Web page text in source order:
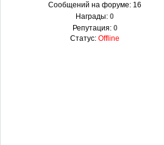
Сообщений на форуме: 16
Награды: 0
Репутация: 0
Статус: Offline